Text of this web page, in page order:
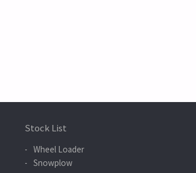
Stock List
Wheel Loader
Snowplow